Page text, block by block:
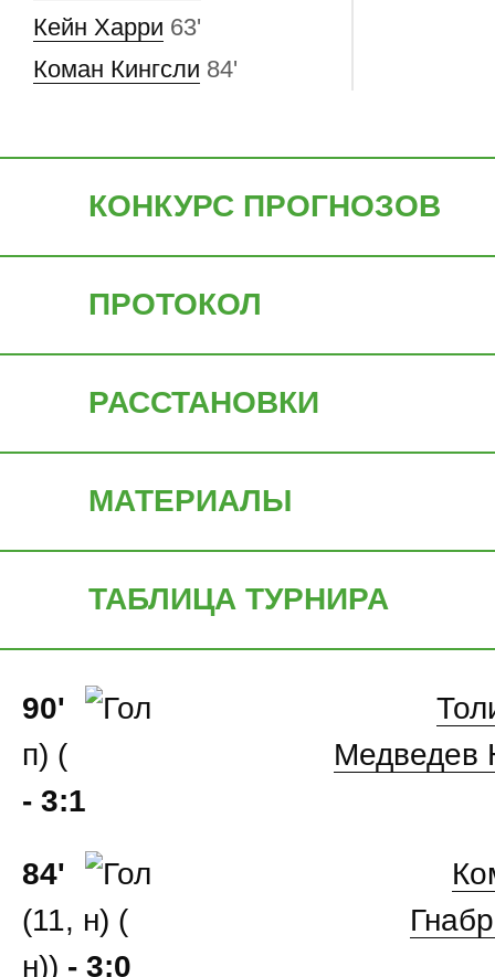
Кейн Харри 63'
Коман Кингсли 84'
КОНКУРС ПРОГНОЗОВ
ПРОТОКОЛ
РАССТАНОВКИ
МАТЕРИАЛЫ
ТАБЛИЦА ТУРНИРА
90'
п) (
Медведев
- 3:1
84'
(11, н) (
н)) - 3:0